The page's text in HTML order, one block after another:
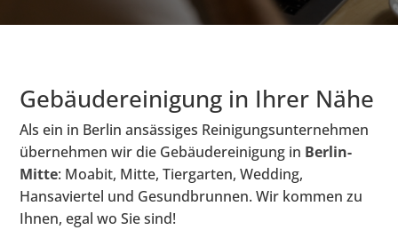
Gebäudereinigung in Ihrer Nähe
Als ein in Berlin ansässiges Reinigungsunternehmen
übernehmen wir die Gebäudereinigung in Berlin-
Mitte: Moabit, Mitte, Tiergarten, Wedding,
Hansaviertel und Gesundbrunnen. Wir kommen zu
Ihnen, egal wo Sie sind!